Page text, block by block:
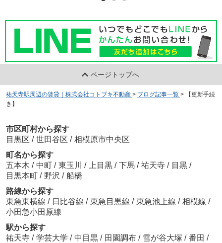
ページトップへ
祐天寺駅周辺の賃貸｜株式会社コトブキ不動産 > ブログ記事一覧 >
【更新手続
き】
市区町村から探す
目黒区 / 世田谷区 / 相模原市中央区
町名から探す
五本木 / 中町 / 東玉川 / 上目黒 / 下馬 / 祐天寺 / 目黒 /
目黒本町 / 野沢 / 船橋
路線から探す
東急東横線 / 日比谷線 / 東急目黒線 / 東急池上線 / 相模線 /
小田急小田原線
駅から探す
祐天寺 / 学芸大学 / 中目黒 / 田園調布 / 雪が谷大塚 / 番田 /